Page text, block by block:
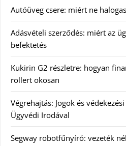
Autóüveg csere: miért ne
Adásvételi szerződés: miért az
befektetés
Kukirin G2 részletre: hogyan
rollert okosan
Végrehajtás: Jogok és
Ügyvédi Irodával
Segway robotfűnyíró: vezeték